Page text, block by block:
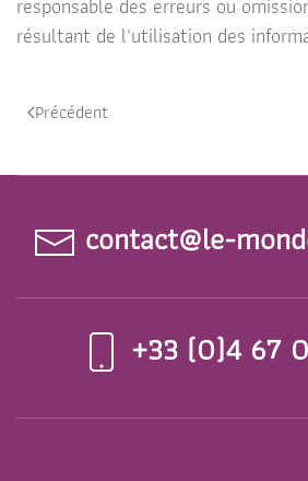
résultant de l'utilisation des
Précédent
contact@le-
+33 (0)4 67